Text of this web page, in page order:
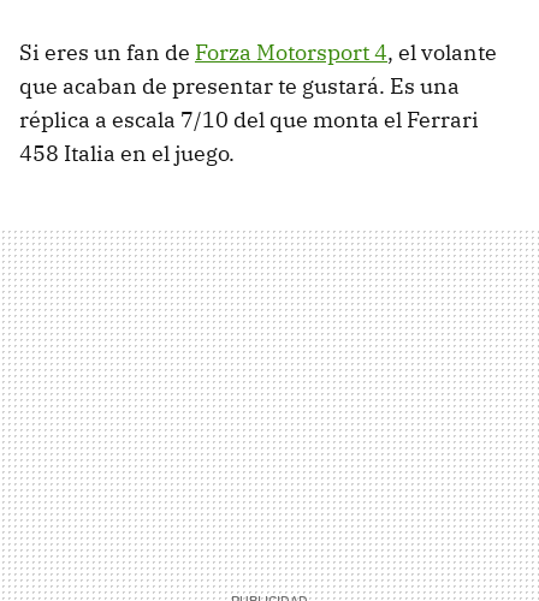
Si eres un fan de Forza Motorsport 4, el volante
que acaban de presentar te gustará. Es una
réplica a escala 7/10 del que monta el Ferrari
458 Italia en el juego.